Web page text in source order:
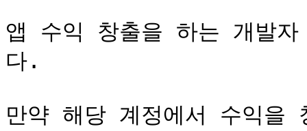
앱 수익 창출을 하는 개발
다.
만약 해당 계정에서 수익을